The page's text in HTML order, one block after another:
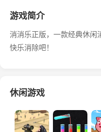
游戏简介
消消乐正版，一款经典休闲
快乐消除吧！
休闲游戏